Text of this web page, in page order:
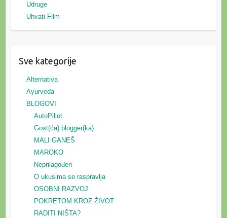
Udruge
Uhvati Film
Sve kategorije
Alternativa
Ayurveda
BLOGOVI
AutoPillot
Gost(ća) blogger(ka)
MALI GANEŠ
MAROKO
Neprilagođen
O ukusima se raspravlja
OSOBNI RAZVOJ
POKRETOM KROZ ŽIVOT
RADITI NIŠTA?